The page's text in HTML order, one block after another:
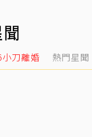
刀離婚 熱門星聞